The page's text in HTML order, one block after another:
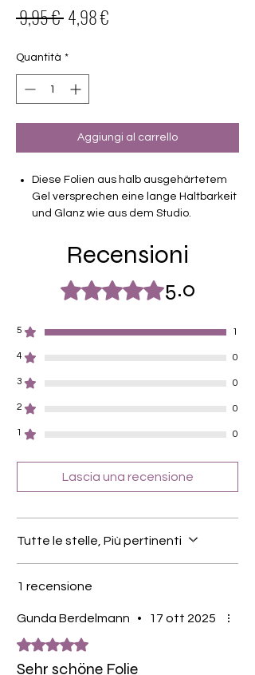
9,95 € Prezzo
4,98 €
Quantità *
Aggiungi al carrello
Diese Folien aus halb ausgehärtetem
Gel versprechen eine lange Haltbarkeit
und Glanz wie aus dem Studio.
leicht semitransparent
Haltbarkeit 3-4 Wochen ohne Macken
brauchen keinen Unter- oder Überlack
müssen unter der Lampe ausgehärtet
verwendbar für Hände und Füsse
Entfernung mittels Stäbchenmethode
(mit in Öl oder Nagellackentferner
immer wieder hin und her fahren)
Farbe: Creme-Rosa-Basis, Weiße
Inhaltsstoffe:
Glycerine Propoxylate Triacrylate,
Teilweise enthalten:
D&C Red No. 6 Barium Lake, D&C Red
No. 7 Calcium Lake, FD&C Yellow No. 5
FD&C Blue No. 1, Black Iron Oxide,
Bismuth Oxychloride, Mica,
Isobutylphenoxy, Epoxy Resin,
Recensioni
Valutazione 5 stelle su 5.
5.0
5 1
4 0
3 0
2 0
1 0
Lascia una recensione
Tutte le stelle, Più pertinenti
1 recensione
Gunda Berdelmann • 17 ott 2025
Valutazione 5 stelle su 5.
Sehr schöne Folie